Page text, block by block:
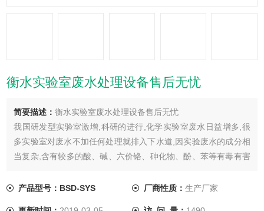
衡水实验室废水处理设备售后无忧
简要描述：衡水实验室废水处理设备售后无忧
我国研发型实验室激增,科研的进行,化学实验室废水日益增多,很
多实验室对废水不加任何处理就排入下水道,因实验废水的成分相
当复杂,含有较多的酸、碱、六价铬、砷化物、酚、苯等有毒有害
一种、、节能、环保,适用的化学实验室废水处理工艺已经刻不容
产品型号：BSD-SYS 厂商性质： 生产厂家